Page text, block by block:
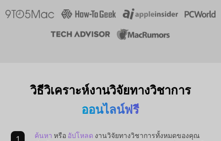
วิธีวิเคราะห์งานวิจัยทางวิชาการ
ออนไลน์ฟรี
ค้นหา หรือ อัปโหลด งานวิจัยทางวิชาการทั้งหมดของคุณ